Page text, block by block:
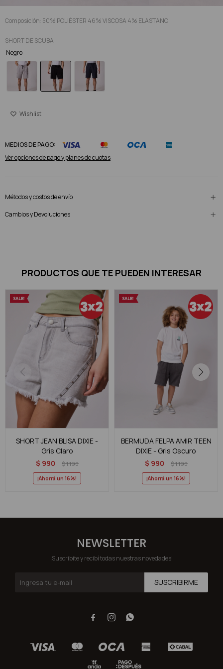
Composición: 50% POLIÉSTER 46% VISCOSA 4% ELASTANO
SHORT DE SCUBA
Negro
MEDIOS DE PAGO:
Ver opciones de pago y planes de cuotas
Métodos y costos de envío
Cambios y Devoluciones
PRODUCTOS QUE TE PUEDEN INTERESAR
SHORT JEAN BLISA DIXIE -
Gris Claro
$ 990 $1.190
16
BERMUDA FELPA AMIR TEEN
DIXIE - Gris Oscuro
$ 990 $1.190
16
NEWSLETTER
¡Suscribite y recibí todas nuestras novedades!
SUSCRIBIRME
  